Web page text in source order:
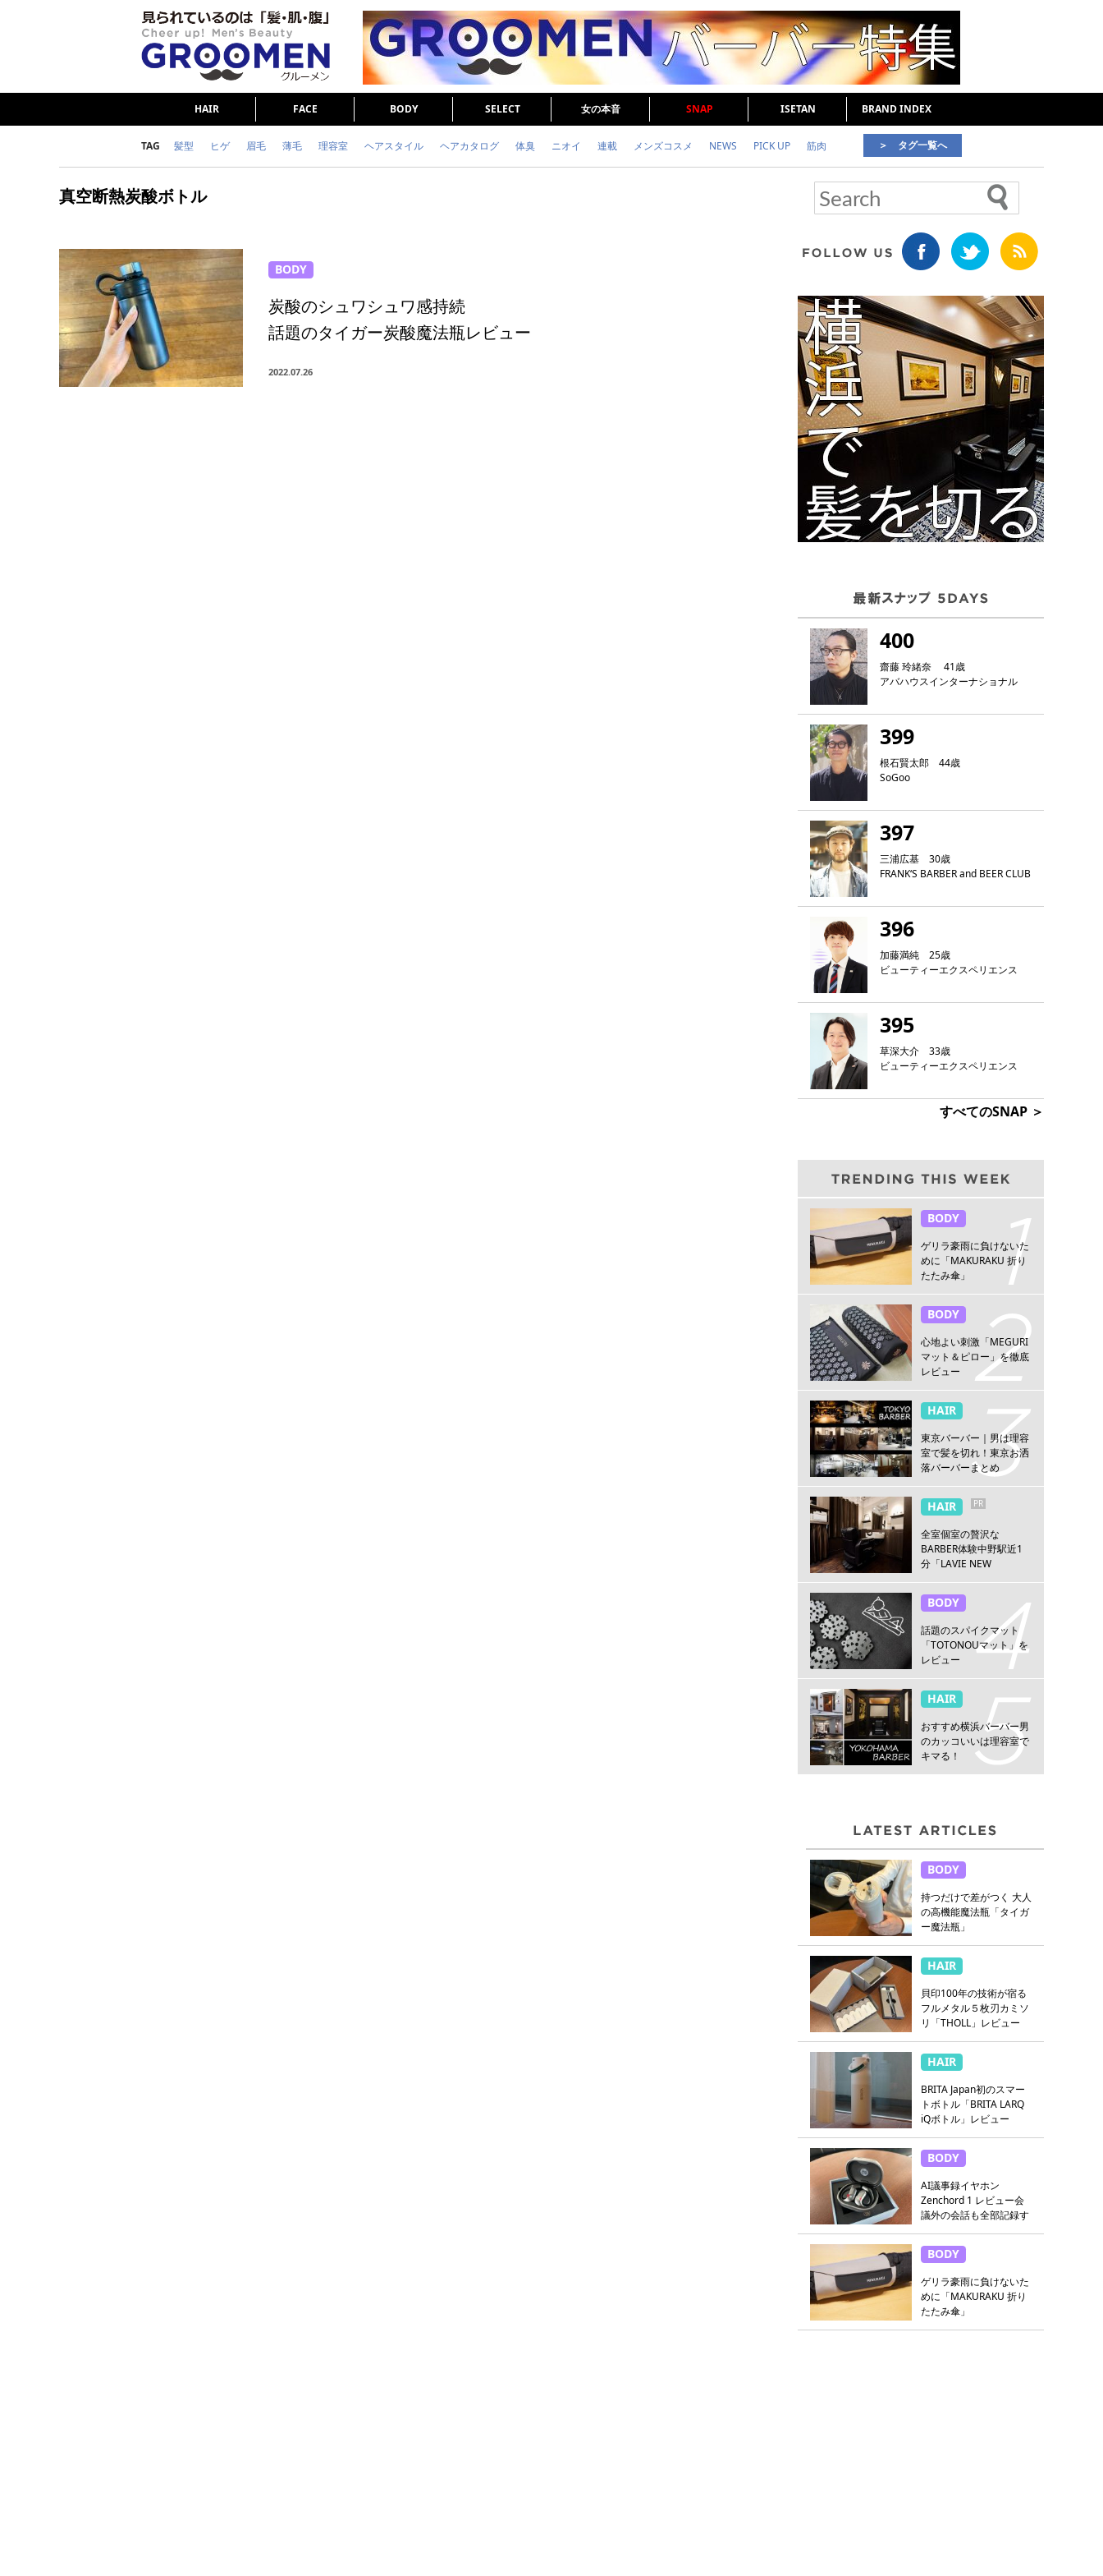
HAIR FACE BODY SELECT 女の本音 SNAP ISETAN BRAND INDEX
TAG 髪型 ヒゲ 眉毛 薄毛 理容室 ヘアスタイル ヘアカタログ 体臭 ニオイ 連載 メンズコスメ NEWS PICK UP 筋肉
女の本音 頭皮ケア
＞ タグ一覧へ
真空断熱炭酸ボトル
BODY
炭酸のシュワシュワ感持続
話題のタイガー炭酸魔法瓶レビュー
2022.07.26
400
齋藤 玲緒奈 41歳
アバハウスインターナショナル
399
根石賢太郎 44歳
SoGoo
397
三浦広基 30歳
FRANK‘S BARBER and BEER CLUB
396
加藤満純 25歳
ビューティーエクスペリエンス
395
草深大介 33歳
ビューティーエクスペリエンス
すべてのSNAP ＞
BODY
ゲリラ豪雨に負けないた
めに「MAKURAKU 折り
たたみ傘」
BODY
心地よい刺激「MEGURI
マット＆ピロー」を徹底
レビュー
HAIR
東京バーバー｜男は理容
室で髪を切れ！東京お洒
落バーバーまとめ
HAIR PR
全室個室の贅沢な
BARBER体験中野駅近1
分「LAVIE NEW
野」
BODY
話題のスパイクマット
「TOTONOUマット」を
レビュー
HAIR
おすすめ横浜バーバー男
のカッコいいは理容室で
キマる！
BODY
持つだけで差がつく 大人
の高機能魔法瓶「タイガ
ー魔法瓶」
HAIR
貝印100年の技術が宿る
フルメタル５枚刃カミソ
リ「THOLL」レビュー
HAIR
BRITA Japan初のスマー
トボトル「BRITA LARQ
iQボトル」レビュー
BODY
AI議事録イヤホン
Zenchord 1 レビュー会
議外の会話も全部記録す
BODY
ゲリラ豪雨に負けないた
めに「MAKURAKU 折り
たたみ傘」